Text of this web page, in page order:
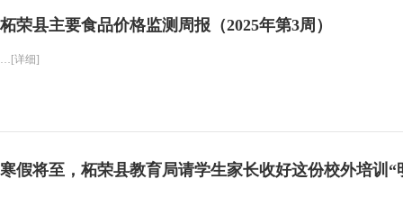
柘荣县主要食品价格监测周报（2025年第3周）
…[详细]
寒假将至，柘荣县教育局请学生家长收好这份校外培训“